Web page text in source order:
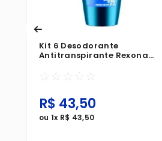
Kit 6 Desodorante
Antitranspirante Rexona
50ml
☆ ☆ ☆ ☆ ☆
R$ 43,50
ou 1x R$ 43,50